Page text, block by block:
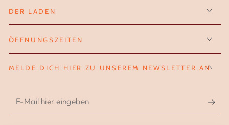
DER LADEN
ÖFFNUNGSZEITEN
MELDE DICH HIER ZU UNSEREM NEWSLETTER AN
E-
Mail